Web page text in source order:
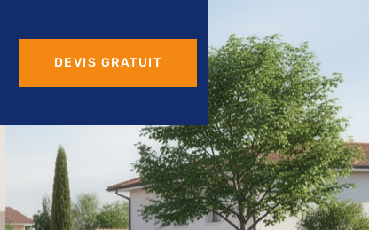
DEVIS GRATUIT